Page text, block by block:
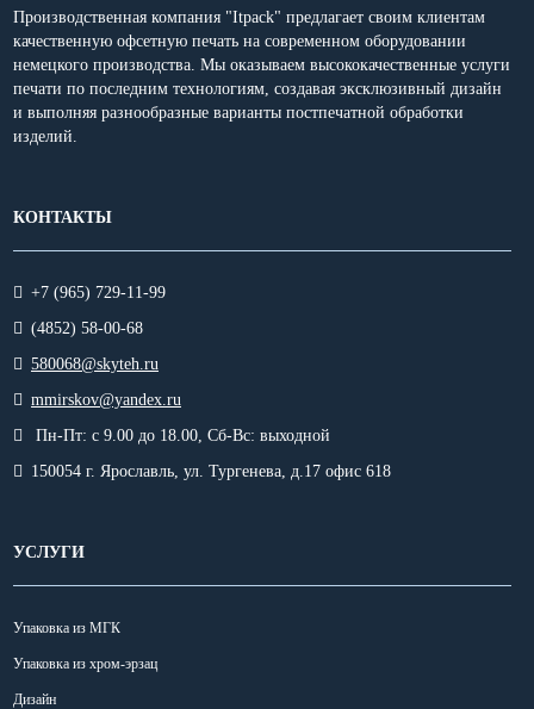
Производственная компания "Itpack" предлагает своим клиентам
качественную офсетную печать на современном оборудовании
немецкого производства. Мы оказываем высококачественные услуги
печати по последним технологиям, создавая эксклюзивный дизайн
и выполняя разнообразные варианты постпечатной обработки
изделий.
КОНТАКТЫ
+7 (965) 729-11-99
(4852) 58-00-68
580068@skyteh.ru
mmirskov@yandex.ru
Пн-Пт: с 9.00 до 18.00, Сб-Вс: выходной
150054 г. Ярославль, ул. Тургенева, д.17 офис 618
УСЛУГИ
Упаковка из МГК
Упаковка из хром-эрзац
Дизайн